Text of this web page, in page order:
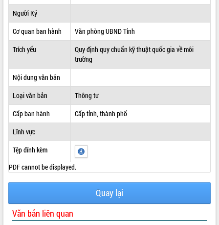
UBND CÁC XÃ, PHƯỜNG
THÔNG TIN CHỈ ĐẠO ĐIỀU HÀNH
HỆ THỐNG VĂN BẢN
VĂN BẢN HĐND TỈNH
ĐIỂM TIN VĂN BẢN
QUY HOẠCH - KẾ HOẠCH
Người Ký
Cơ quan ban hành
Văn phòng UBND Tỉnh
Trích yếu
Quy định quy chuẩn kỹ thuật quốc gia về môi
trường
Nội dung văn bản
Loại văn bản
Thông tư
Cấp ban hành
Cấp tỉnh, thành phố
Lĩnh vực
Tệp đính kèm
PDF cannot be displayed.
Quay lại
Văn bản liên quan